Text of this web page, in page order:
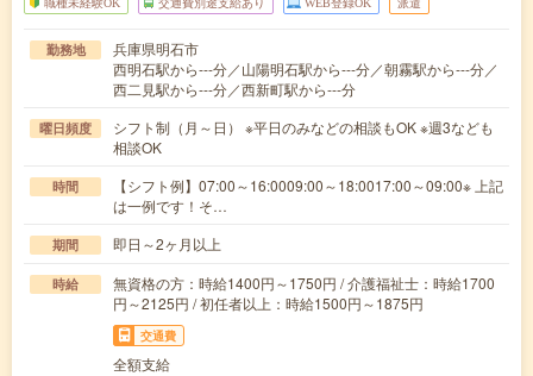
職種未経験OK 交通費別途支給あり WEB登録OK 派遣
勤務地
兵庫県明石市
西明石駅から---分／山陽明石駅から---分／朝霧駅から---分／
西二見駅から---分／西新町駅から---分
曜日頻度
シフト制（月～日） ※平日のみなどの相談もOK ※週3なども
相談OK
時間
【シフト例】07:00～16:0009:00～18:0017:00～09:00※ 上記
は一例です！そ…
期間 即日～2ヶ月以上
時給
無資格の方：時給1400円～1750円 / 介護福祉士：時給1700
円～2125円 / 初任者以上：時給1500円～1875円
交通費
全額支給